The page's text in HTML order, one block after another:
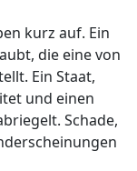
kurz auf. Ein
die eine von
Ein Staat,
und einen
Schade,